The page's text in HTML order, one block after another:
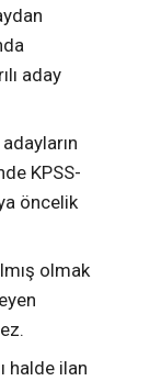
aday
KPSS-
öncelik
olmak
halde ilan